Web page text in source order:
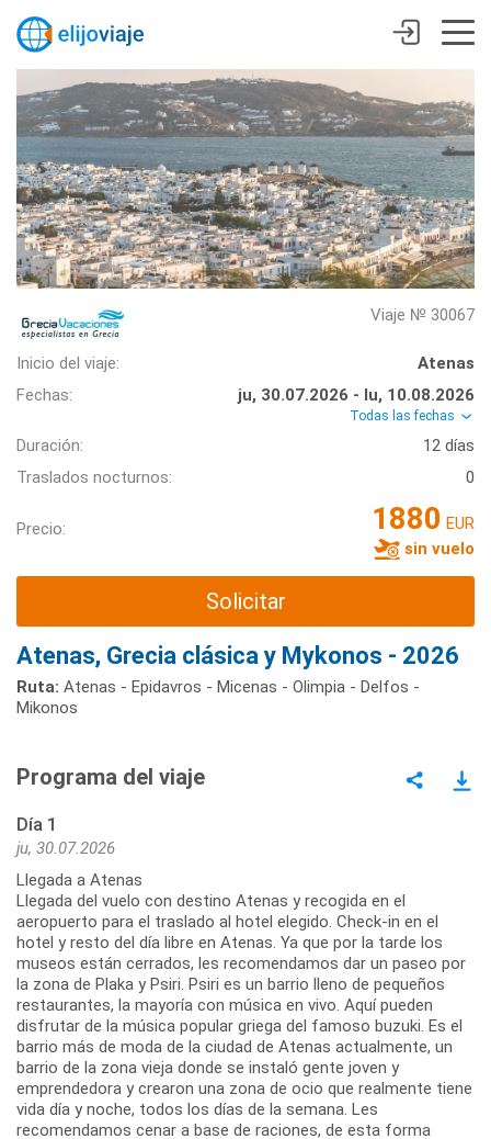
Viaje № 30067
Inicio del viaje:
Atenas
Fechas:
ju, 30.07.2026 - lu, 10.08.2026
Todas las fechas
Duración:
12 días
Traslados nocturnos:
0
Precio: 1880 EUR
sin vuelo
Solicitar
Atenas, Grecia clásica y Mykonos - 2026
Ruta: Atenas - Epidavros - Micenas - Olimpia - Delfos -
Mikonos
Programa del viaje
Día 1
ju, 30.07.2026
Llegada a Atenas
Llegada del vuelo con destino Atenas y recogida en el
aeropuerto para el traslado al hotel elegido. Check-in en el
hotel y resto del día libre en Atenas. Ya que por la tarde los
museos están cerrados, les recomendamos dar un paseo por
la zona de Plaka y Psiri. Psiri es un barrio lleno de pequeños
restaurantes, la mayoría con música en vivo. Aquí pueden
disfrutar de la música popular griega del famoso buzuki. Es el
barrio más de moda de la ciudad de Atenas actualmente, un
barrio de la zona vieja donde se instaló gente joven y
emprendedora y crearon una zona de ocio que realmente tiene
vida día y noche, todos los días de la semana. Les
recomendamos cenar a base de raciones, de esta forma